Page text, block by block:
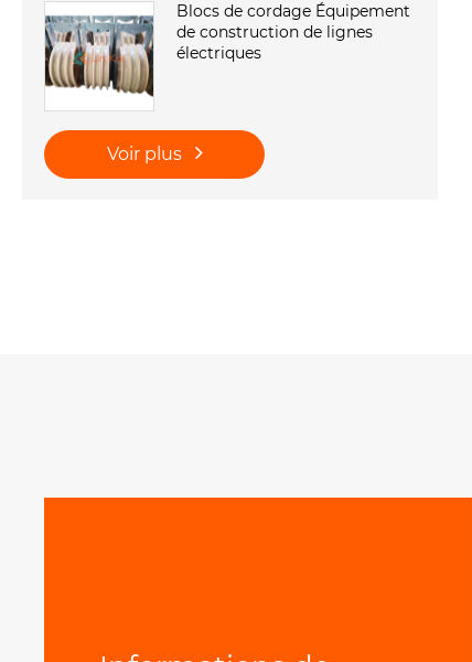
Blocs de cordage Équipement
de construction de lignes
électriques
Voir plus